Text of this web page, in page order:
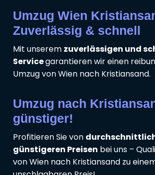
Umzug Wien
Zuverlässig & schnell
Mit unserem zuverlässigen und
Servicegarantieren wir einen
Umzug von Wien nach Kristiansand.
Umzug nach
günstiger!
Profitieren Sie von
günstigeren Preisen bei uns –
von Wien nach Kristiansand zu